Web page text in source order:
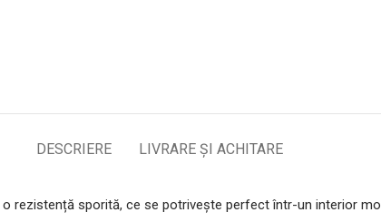
DESCRIERE LIVRARE ȘI ACHITARE
rezistență sporită, ce se potrivește perfect într-un interior